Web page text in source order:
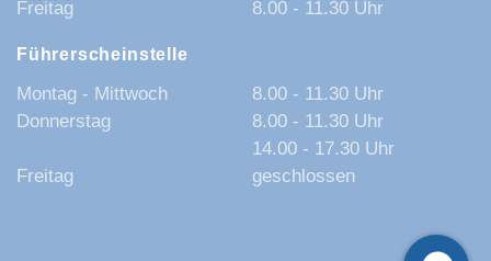
Freitag
8.00 - 11.30 Uhr
Führerscheinstelle
Montag - Mittwoch
8.00 - 11.30 Uhr
Donnerstag
8.00 - 11.30 Uhr
14.00 - 17.30 Uhr
Freitag
geschlossen